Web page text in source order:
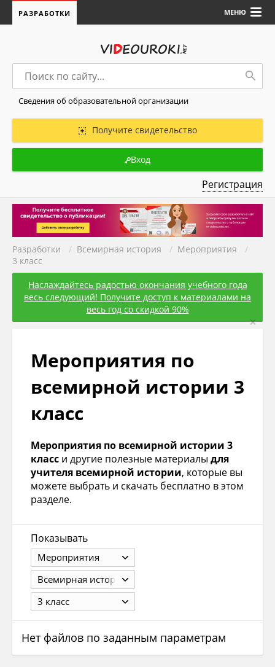
МЕНЮ
РАЗРАБОТКИ
Сведения об образовательной организации
Получите свидетельство
Вход
Регистрация
Разработки / Всемирная история / Мероприятия
/
3 класс
Наслаждайтесь радостью окончания учебного года
весь следующий! Получите доступ к материалами на
весь год со скидкой 90%
×
Мероприятия по
всемирной истории 3
класс
Мероприятия по всемирной истории 3
класс и другие полезные материалы для
учителя всемирной истории, которые вы
можете выбрать и скачать бесплатно в этом
разделе.
Показывать
Мероприятия
Всемирная история
3 класс
Нет файлов по заданным параметрам